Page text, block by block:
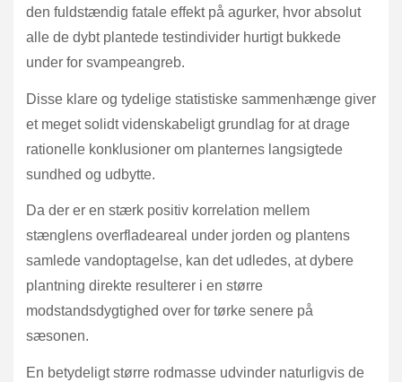
den fuldstændig fatale effekt på agurker, hvor absolut
alle de dybt plantede testindivider hurtigt bukkede
under for svampeangreb.
Disse klare og tydelige statistiske sammenhænge giver
et meget solidt videnskabeligt grundlag for at drage
rationelle konklusioner om planternes langsigtede
sundhed og udbytte.
Da der er en stærk positiv korrelation mellem
stænglens overfladeareal under jorden og plantens
samlede vandoptagelse, kan det udledes, at dybere
plantning direkte resulterer i en større
modstandsdygtighed over for tørke senere på
sæsonen.
En betydeligt større rodmasse udvinder naturligvis de